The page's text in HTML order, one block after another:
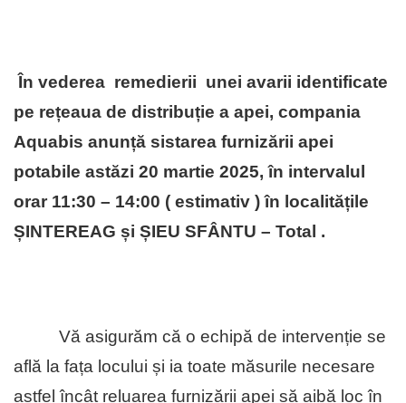
În vederea remedierii unei avarii identificate
pe rețeaua de distribuție a apei, compania
Aquabis anunță sistarea furnizării apei
potabile astăzi 20 martie 2025, în intervalul
orar 11:30 – 14:00 ( estimativ ) în localitățile
ȘINTEREAG și ȘIEU SFÂNTU – Total .
Vă asigurăm că o echipă de intervenție se
află la fața locului și ia toate măsurile necesare
astfel încât reluarea furnizării apei să aibă loc în